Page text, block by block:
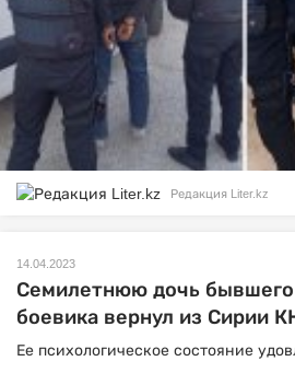
Редакция Liter.kz
14.04.2023
Семилетнюю дочь бывшего
боевика вернул из Сирии
Ее психологическое состояние